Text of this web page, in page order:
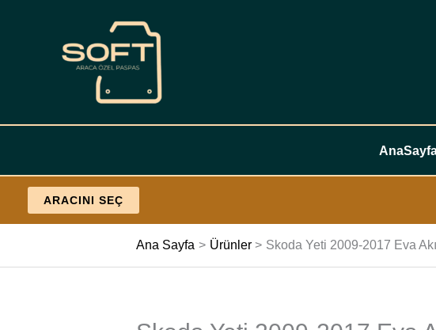
ARACINI SEÇ
Ana Sayfa Ürünler Skoda Yeti 2009-2017 Eva